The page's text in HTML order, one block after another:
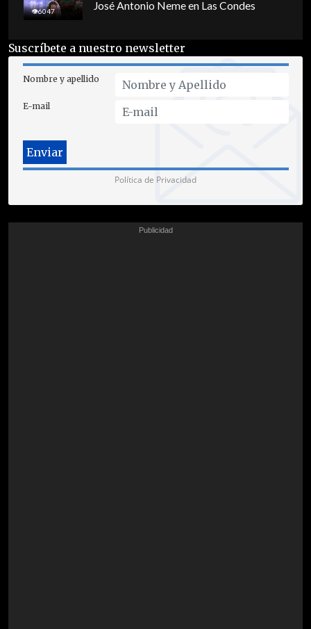
6047 José Antonio Neme en Las Condes
Suscríbete a nuestro newsletter
Nombre y apellido
E-mail
Política de Privacidad